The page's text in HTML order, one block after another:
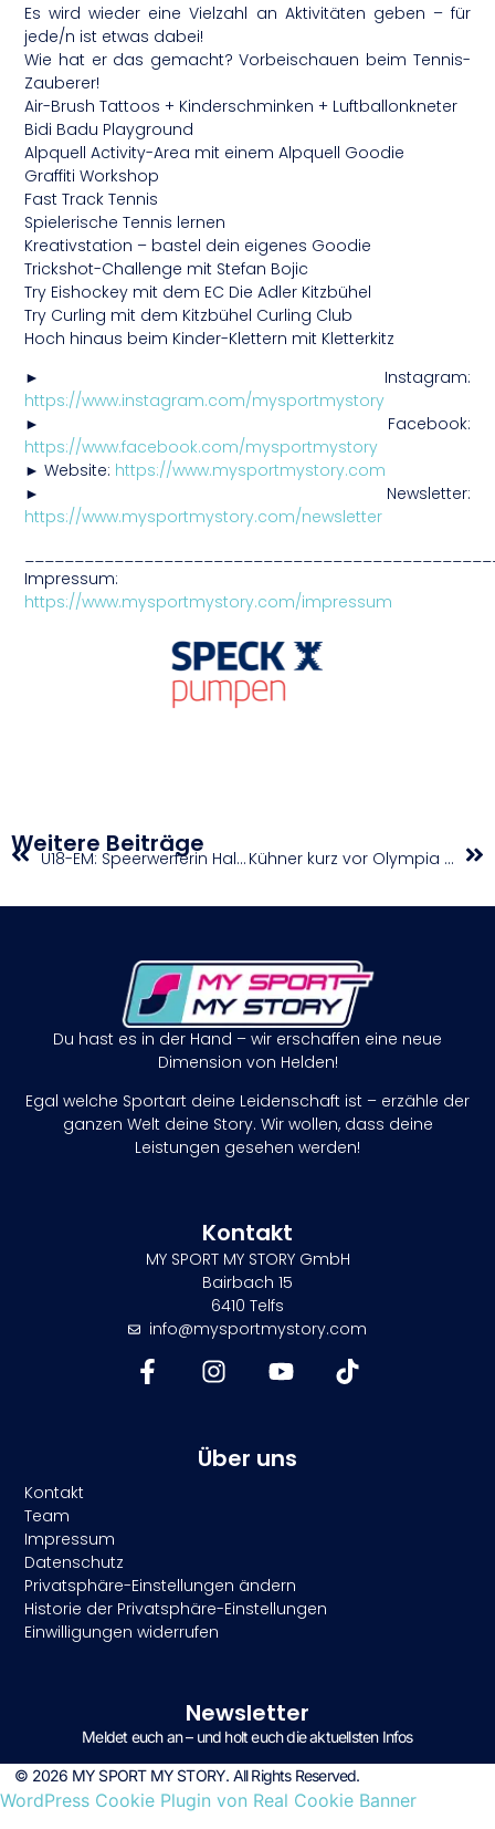
Es wird wieder eine Vielzahl an Aktivitäten geben – für
jede/n ist etwas dabei!
Wie hat er das gemacht? Vorbeischauen beim Tennis-
Zauberer!
Air-Brush Tattoos + Kinderschminken + Luftballonkneter
Bidi Badu Playground
Alpquell Activity-Area mit einem Alpquell Goodie
Graffiti Workshop
Fast Track Tennis
Spielerische Tennis lernen
Kreativstation – bastel dein eigenes Goodie
Trickshot-Challenge mit Stefan Bojic
Try Eishockey mit dem EC Die Adler Kitzbühel
Try Curling mit dem Kitzbühel Curling Club
Hoch hinaus beim Kinder-Klettern mit Kletterkitz
► Instagram:
https://www.instagram.com/mysportmystory
► Facebook:
https://www.facebook.com/mysportmystory
► Website: https://www.mysportmystory.com
► Newsletter:
https://www.mysportmystory.com/newsletter
Impressum:
https://www.mysportmystory.com/impressum
Weitere Beiträge U18-EM: Speerwerferin Haller Zwölfte, Gesamtbilanz des ÖLV-Teams Kühner kurz vor Olympia wieder am Podest
Du hast es in der Hand – wir erschaffen eine neue
Dimension von Helden!
Egal welche Sportart deine Leidenschaft ist – erzähle der
ganzen Welt deine Story. Wir wollen, dass deine
Leistungen gesehen werden!
Kontakt
MY SPORT MY STORY GmbH
Bairbach 15
6410 Telfs
info@mysportmystory.com
Über uns
Kontakt
Team
Impressum
Datenschutz
Privatsphäre-Einstellungen ändern
Historie der Privatsphäre-Einstellungen
Einwilligungen widerrufen
Newsletter
Meldet euch an – und holt euch die aktuellsten Infos
© 2026 MY SPORT MY STORY. All Rights Reserved.
WordPress Cookie Plugin von Real Cookie Banner